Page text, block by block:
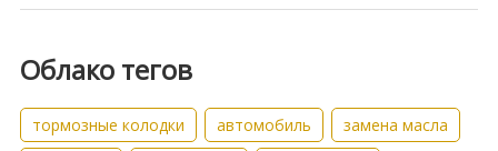
Облако тегов
тормозные колодки автомобиль
замена масла